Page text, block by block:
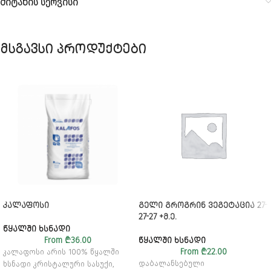
მსგავსი პროდუქტები
ᲙᲐᲚᲐᲤᲝᲡᲘ
ᲬᲧᲐᲚᲨᲘ ᲮᲡᲜᲐᲓᲘ
From ₾36.00
კალაფოსი არის 100% წყალში
ხსნადი კრისტალური სასუქი,
ᲒᲔᲚᲘ ᲒᲠᲝᲒᲠᲘᲜ ᲕᲔᲒᲔᲢᲐᲪᲘᲐ 27-
27-27 +Მ.Ე.
ᲬᲧᲐᲚᲨᲘ ᲮᲡᲜᲐᲓᲘ
From ₾22.00
დაბალანსებული